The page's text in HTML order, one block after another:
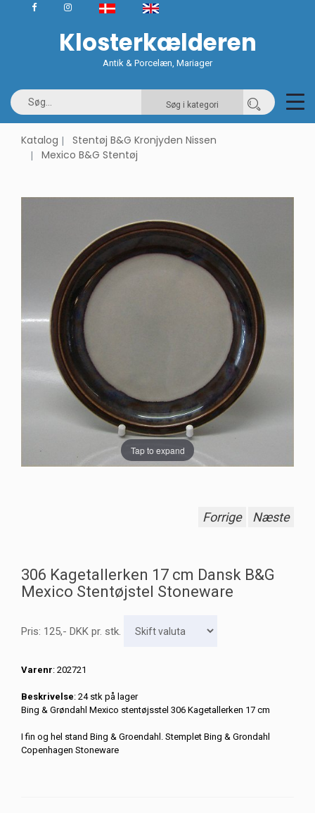
Klosterkælderen
Antik & Porcelæn, Mariager
Søg i kategori
Katalog
Stentøj B&G Kronjyden Nissen
Mexico B&G Stentøj
Tap to expand
Forrige Næste
306 Kagetallerken 17 cm Dansk B&G
Mexico Stentøjstel Stoneware
Pris: 125,- DKK pr. stk.
Varenr: 202721
Beskrivelse: 24 stk på lager
Bing & Grøndahl Mexico stentøjsstel 306 Kagetallerken 17 cm
I fin og hel stand Bing & Groendahl. Stemplet Bing & Grondahl
Copenhagen Stoneware